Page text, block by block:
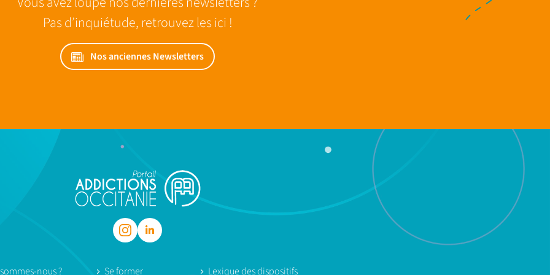
Pas d’inquiétude, retrouvez les ici !
Nos anciennes Newsletters
nous ? Se former Lexique des dispositifs